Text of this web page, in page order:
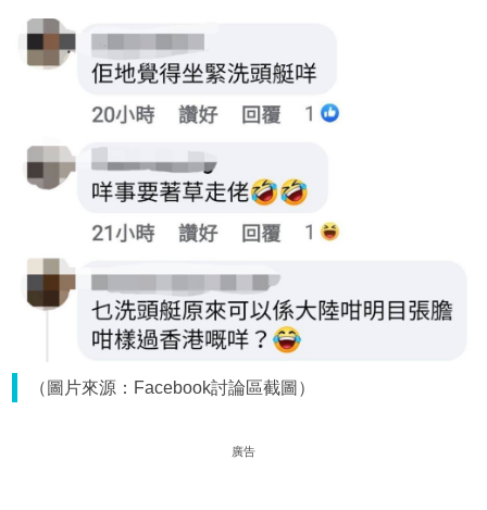
（圖片來源：Facebook討論區截圖）
廣告